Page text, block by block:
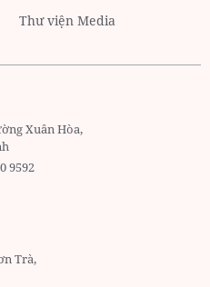
Thư viện Media
Xuân Hòa,
9592
Trà,